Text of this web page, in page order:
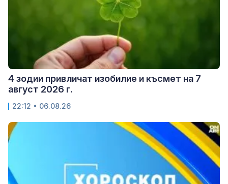
4 зодии привличат изобилие и късмет на 7
август 2026 г.
22:12 • 06.08.26